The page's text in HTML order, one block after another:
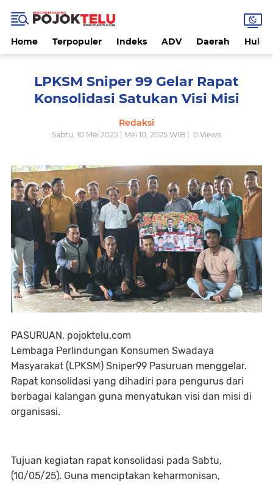
Home Terpopuler Indeks ADV Daerah
LPKSM Sniper 99 Gelar Rapat
Konsolidasi Satukan Visi Misi
Redaksi
Sabtu, 10 Mei 2025 | Mei 10, 2025 WIB | 0 Views
PASURUAN, pojoktelu.com
Lembaga Perlindungan Konsumen Swadaya
Masyarakat (LPKSM) Sniper99 Pasuruan menggelar.
Rapat konsolidasi yang dihadiri para pengurus dari
berbagai kalangan guna menyatukan visi dan misi di
organisasi.
Tujuan kegiatan rapat konsolidasi pada Sabtu,
(10/05/25). Guna menciptakan keharmonisan,